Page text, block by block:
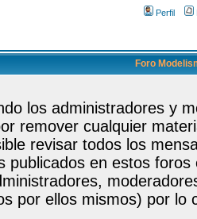
Perfil
Foro
los administradores y
remover cualquier
revisar todos los
publicados en estos
por ellos mismos) por lo